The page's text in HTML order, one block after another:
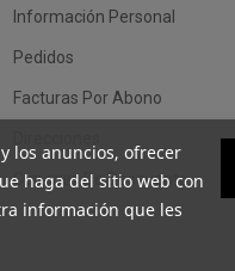
Información Personal
Pedidos
Facturas Por Abono
Cupones De Descuento
los anuncios, ofrecer
haga del sitio web con
información que les